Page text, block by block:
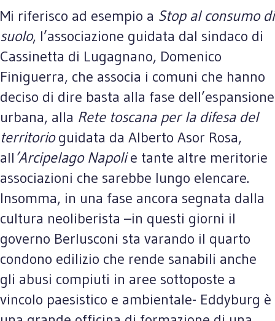
Mi riferisco ad esempio a Stop al consumo di
suolo, l’associazione guidata dal sindaco di
Cassinetta di Lugagnano, Domenico
Finiguerra, che associa i comuni che hanno
deciso di dire basta alla fase dell’espansione
urbana, alla Rete toscana per la difesa del
territorioguidata da Alberto Asor Rosa,
all ’Arcipelago Napolie tante altre meritorie
associazioni che sarebbe lungo elencare.
Insomma, in una fase ancora segnata dalla
cultura neoliberista –in questi giorni il
governo Berlusconi sta varando il quarto
condono edilizio che rende sanabili anche
gli abusi compiuti in aree sottoposte a
vincolo paesistico e ambientale- Eddyburg è